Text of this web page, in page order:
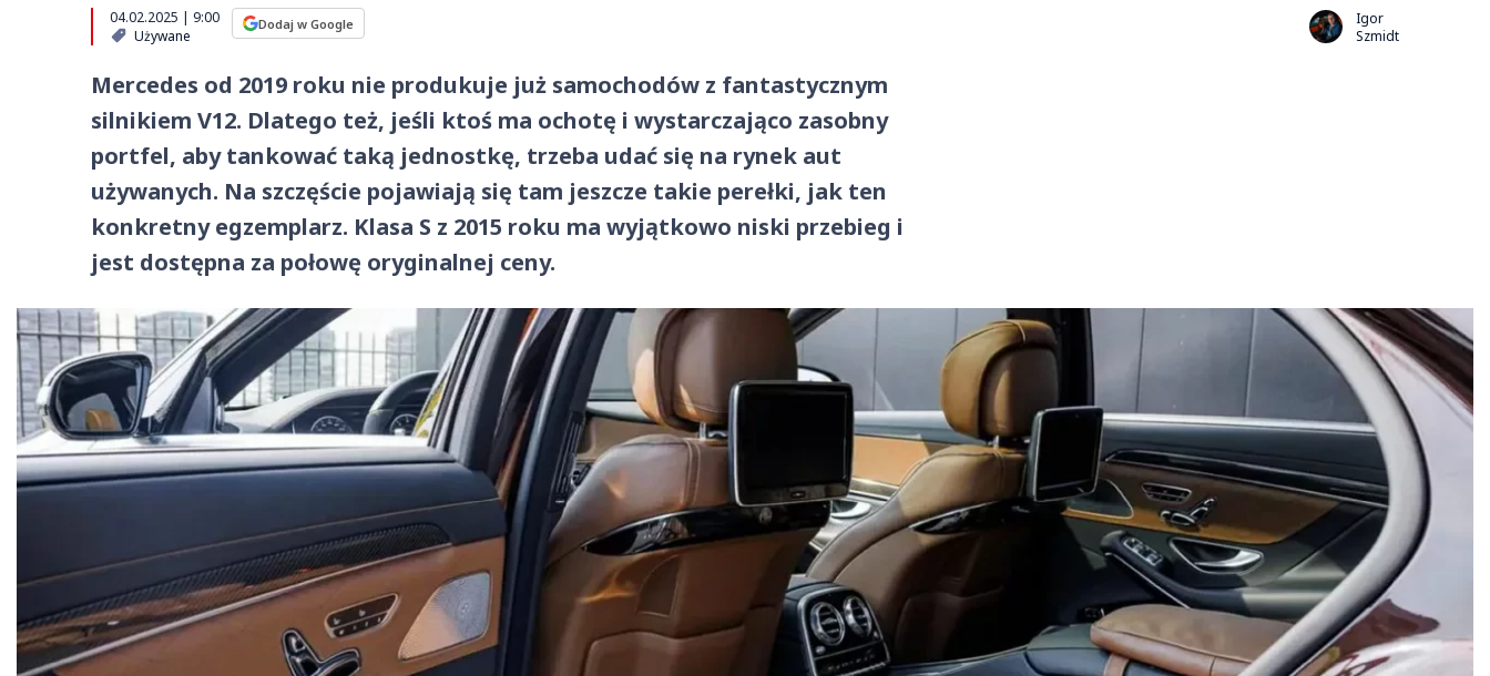
04.02.2025 | 9:00
Używane
Dodaj w Google
Igor
Szmidt
Mercedes od 2019 roku nie produkuje już samochodów z fantastycznym
silnikiem V12. Dlatego też, jeśli ktoś ma ochotę i wystarczająco zasobny
portfel, aby tankować taką jednostkę, trzeba udać się na rynek aut
używanych. Na szczęście pojawiają się tam jeszcze takie perełki, jak ten
konkretny egzemplarz. Klasa S z 2015 roku ma wyjątkowo niski przebieg i
jest dostępna za połowę oryginalnej ceny.